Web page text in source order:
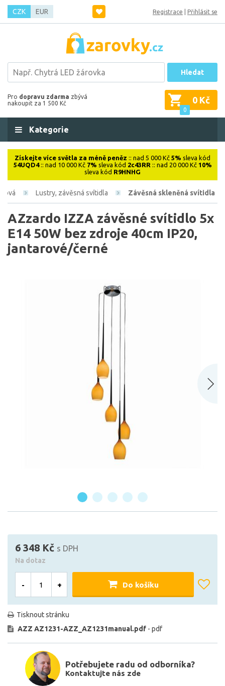
CZK EUR Registrace Přihlásit se
Hledat
Pro dopravu zdarma zbývá
nakoupit za 1 500 Kč
0
0 Kč
Kategorie
Získejte více světla za méně peněz :: nad 5 000 Kč 5% sleva kód
54UQD4:: nad 10 000 Kč 7% sleva kód 2c43RR :: nad 20 000 Kč 10%
sleva kód R9HNHG
Lustry, závěsná svítidla Závěsná skleněná svítidla
AZzardo IZZA závěsné svítidlo 5x
E14 50W bez zdroje 40cm IP20,
jantarové/černé
6 348 Kč s DPH
Na dotaz
- + Do košíku
Tisknout stránku
AZZ AZ1231-AZZ_AZ1231manual.pdf - pdf
Potřebujete radu od odborníka?
Kontaktujte nás zde